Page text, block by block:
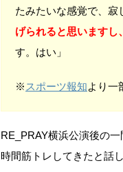
たみたいな感覚で、寂
げられると思いますし
す。はい」
※ スポーツ報知より一
RE_PRAY横浜公演後の一
時間筋トレしてきたと話